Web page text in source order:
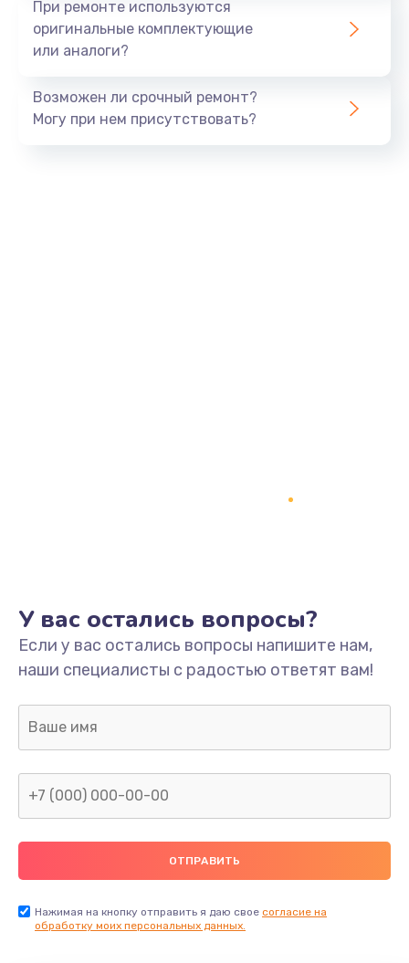
При ремонте используются
оригинальные комплектующие
или аналоги?
Возможен ли срочный ремонт?
Могу при нем присутствовать?
У вас остались вопросы?
Если у вас остались вопросы напишите нам,
наши специалисты с радостью ответят вам!
Нажимая на кнопку отправить я даю свое согласие на
обработку моих персональных данных.